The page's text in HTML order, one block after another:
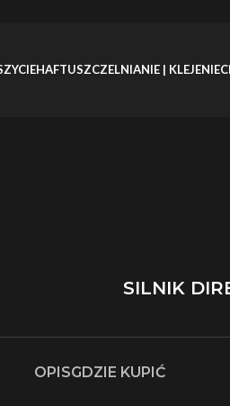
HAFTUSZCZELNIANIE | KLEJENIE
SILNIK
OPISGDZIE KUPIĆ